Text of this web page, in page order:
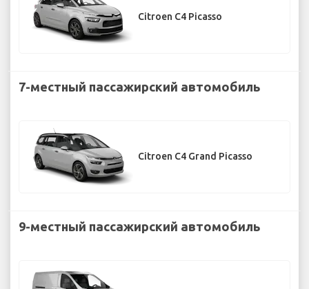
Citroen C4 Picasso
7-местный пассажирский автомобиль
Citroen C4 Grand Picasso
9-местный пассажирский автомобиль